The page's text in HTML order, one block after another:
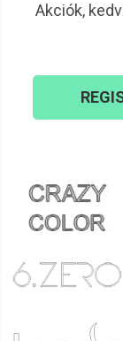
Akciók,